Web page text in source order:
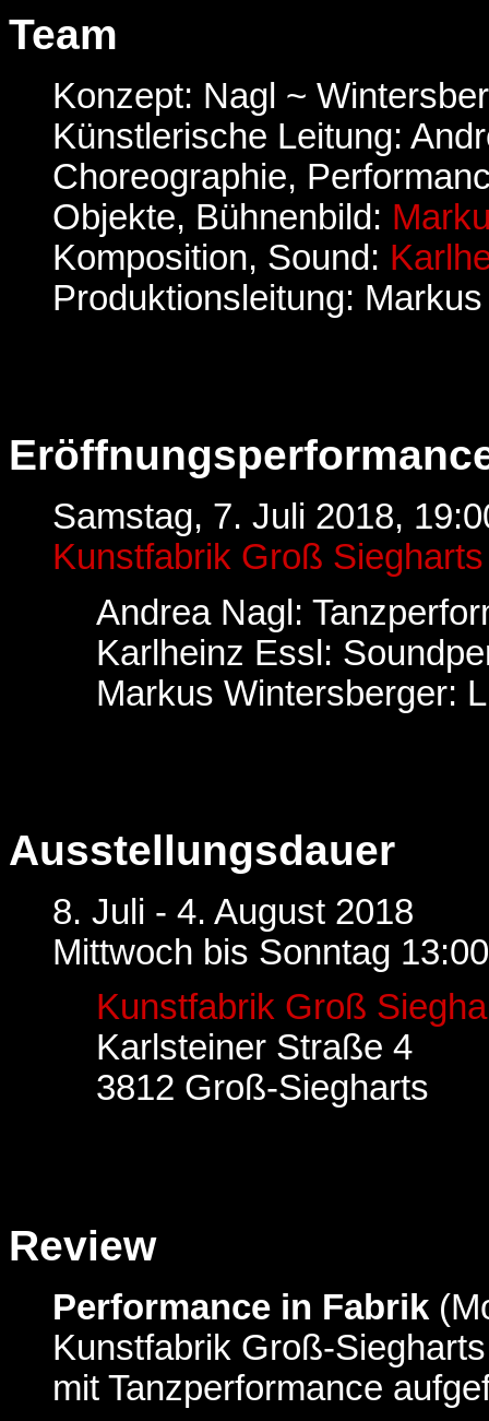
Team
Konzept: Nagl ~
Künstlerische Leitung:
Choreographie,
Objekte, Bühnenbild:
Komposition, Sound:
Produktionsleitung:
Samstag, 7. Juli 2018,
Kunstfabrik Groß Siegharts
Andrea Nagl:
Karlheinz Essl:
Markus Wintersberger:
Ausstellungsdauer
8. Juli - 4. August 2018
Mittwoch bis Sonntag
Kunstfabrik Groß
Karlsteiner Straße 4
3812 Groß-Siegharts
Review
Performance in Fabrik
Kunstfabrik Groß-
mit Tanzperformance